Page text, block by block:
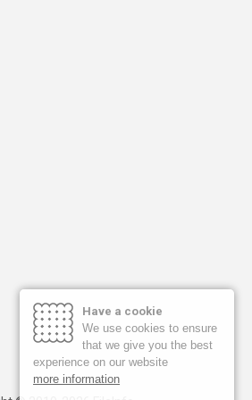
Have a cookie
We use cookies to ensure
that we give you the best
experience on our website
more information